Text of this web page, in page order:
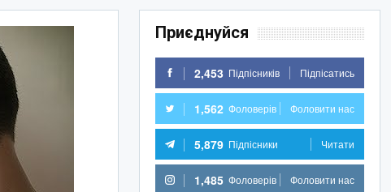
Приєднуйся
2,453 Підпісників Підпісатись
1,562 Фоловерів Фоловити нас
5,879 Підпісники Читати
1,485 Фоловерів Фоловити нас